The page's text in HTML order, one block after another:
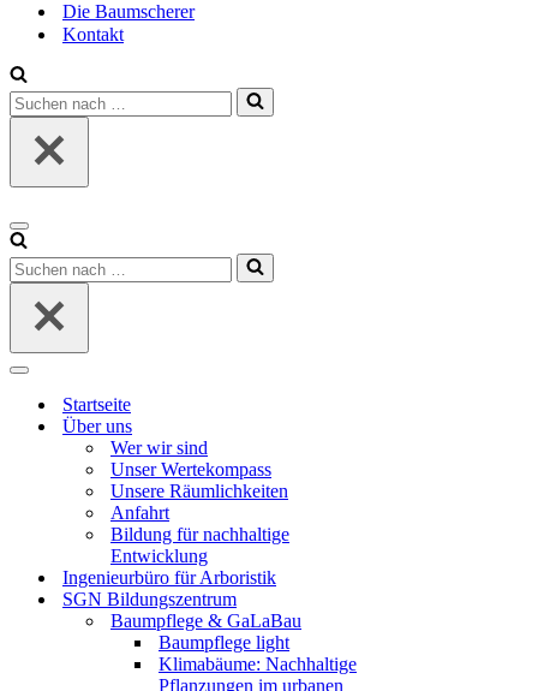
Die Baumscherer
Kontakt
Suchen
nach …
Navigationsmenü
Suchen
nach …
Navigationsmenü
Startseite
Über uns
Wer wir sind
Unser Wertekompass
Unsere Räumlichkeiten
Anfahrt
Bildung für nachhaltige
Entwicklung
Ingenieurbüro für Arboristik
SGN Bildungszentrum
Baumpflege & GaLaBau
Baumpflege light
Klimabäume: Nachhaltige
Pflanzungen im urbanen